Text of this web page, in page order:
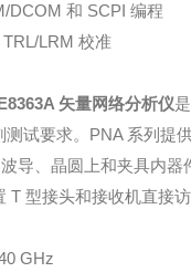
DCOM 和 SCPI 编程
TRL/LRM 校准
矢量网络分析仪
测试要求。PNA 系列提
导、晶圆上和夹具内
T 型接头和接收机直接访
GHz